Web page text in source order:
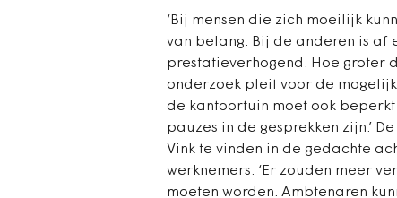
‘Bij mensen die zich moeilijk
van belang. Bij de anderen is af
prestatieverhogend. Hoe groter
onderzoek pleit voor de
de kantoortuin moet ook
pauzes in de gesprekken zijn.’
Vink te vinden in de gedachte
werknemers. ‘Er zouden meer
moeten worden. Ambtenaren